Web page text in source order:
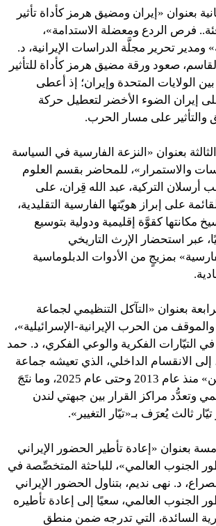
بعنوان «إيران ومضيق هرمز كأداة تأثير
فرص الردع ومعضلة الاستدامة»،
تحرير مجلَّة الدراسات الإيرانية، د.
صعود ورقة مضيق هرمز كأداة للتأثير
الولايات المتحدة وإيران؛ إذ أعطى
إيران الضوء الأخضر لتعطيل حركة
والتأثير على مسار الحرب.
بعنوان «النزعة الفارسية في السياسة
والاستمرار»، للمحاضر بقسم العلوم
أرسلان التركية، عبد الله قِران، على
على إبراز هويّتها الفارسية التقليدية،
مكانتها كقوَّة إقليمية ودولية بتوسيع
عبر استحضار الإرث التاريخي
بمزيجٍ من الأدوات الدبلوماسية
بعنوان «التآكل التنظيمي لجماعة
من الحرب الإيرانية-الإسرائيلية»،
التيّارات الفكرية والوعي الفكري، د. حمد
الانقسام الداخلي، الذي تعيشه جماعة
الـ«إخوان المسلمين» منذ عام 2013 وحتى عام 2025، وما نتَجَ
وتعدُّد مراكز القرار بين جبهتي لندن
ثالث يُعرَف بـ«تيّار التغيير».
بعنوان «إعادة تأطير الحضور الإيراني
الجنوب العالمي»، للباحثة المتخصِّصة في
د. نهى نديم، بتناول الحضور الإيراني
الجنوب العالمي، سعيًا إلى إعادة تأطيره
السائدة، التي تدرجه ضمن منطق